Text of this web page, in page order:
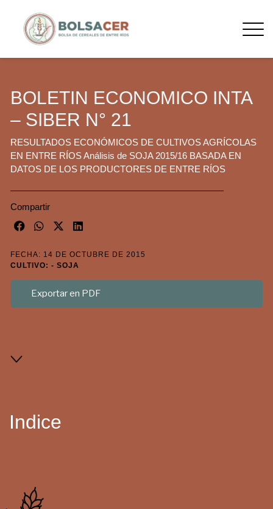
BOLETIN ECONOMICO INTA
– SIBER N° 21
RESULTADOS ECONÓMICOS DE CULTIVOS AGRÍCOLAS
EN ENTRE RÍOS Análisis de SOJA 2015/16 BASADA EN
DATOS DE LOS PRODUCTORES DE ENTRE RÍOS
Compartir
FECHA: 14 DE OCTUBRE DE 2015
CULTIVO: - SOJA
Exportar en PDF
Indice